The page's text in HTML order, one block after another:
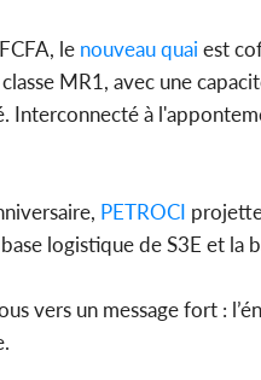
le nouveauquai est
MR1, avec une
Interconnecté à
PETROCI
logistique de S3E et la
vers un message fort :